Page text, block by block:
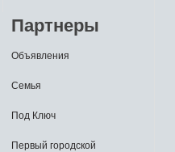
Партнеры
Объявления
Семья
Под Ключ
Первый городской